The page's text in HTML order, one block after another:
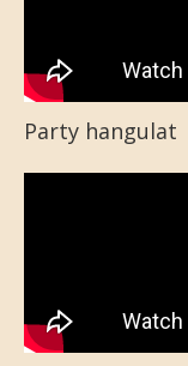
Party hangulat